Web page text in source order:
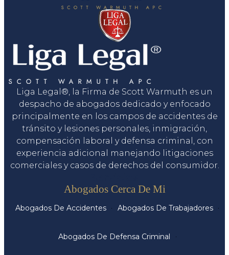
Liga Legal®, la Firma de Scott Warmuth es un
despacho de abogados dedicado y enfocado
principalmente en los campos de accidentes de
tránsito y lesiones personales, inmigración,
compensación laboral y defensa criminal, con
experiencia adicional manejando litigaciones
comerciales y casos de derechos del consumidor.
Abogados Cerca De Mi
Abogados De Accidentes Abogados De Trabajadores
Abogados De Defensa Criminal